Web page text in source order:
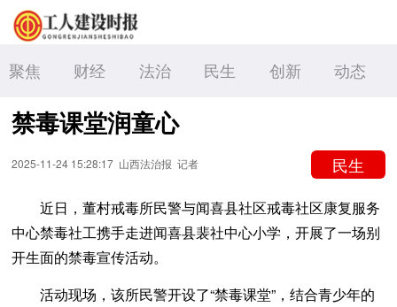
聚焦 财经 法治 民生 创新 动态
禁毒课堂润童心
2025-11-24 15:28:17 山西法治报 记者 民生
近日，董村戒毒所民警与闻喜县社区戒毒社区康复服务
中心禁毒社工携手走进闻喜县裴社中心小学，开展了一场别
开生面的禁毒宣传活动。
活动现场，该所民警开设了“禁毒课堂”，结合青少年的